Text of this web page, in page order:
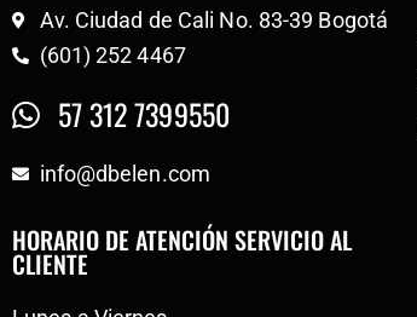
Av. Ciudad de Cali No. 83-39 Bogotá
(601) 252 4467
57 312 7399550
info@dbelen.com
HORARIO DE ATENCIÓN SERVICIO AL
CLIENTE